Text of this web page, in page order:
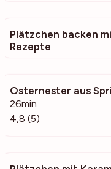
Plätzchen backen
Rezepte
Osternester aus
26min
4,8 (5)